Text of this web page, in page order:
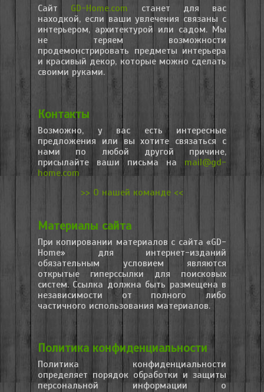
Сайт GD-Home.com станет для вас
находкой, если ваши увлечения связаны с
интерьером, архитектурой или садом. Мы
не теряем возможности
продемонстрировать предметы интерьера
и красивый декор, которые можно сделать
своими руками.
Контакты
Возможно, у вас есть интересные
предложения или вы хотите связаться с
нами по любой другой причине,
присылайте ваши письма на mail@gd-
home.com
>> О нашей команде <<
Материалы сайта
При копировании материалов с сайта «GD-
Home» для интернет-изданий
обязательным условием являются
открытые гиперссылки для поисковых
систем. Ссылка должна быть размещена в
независимости от полного либо
частичного использования материалов.
Политика конфиденциальности
Политика конфиденциальности
определяет порядок обработки и защиты
персональной информации о